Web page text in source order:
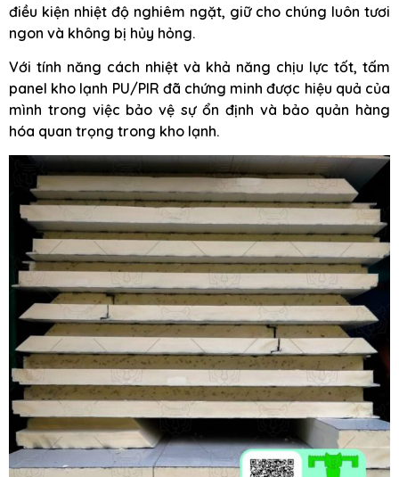
điều kiện nhiệt độ nghiêm ngặt, giữ cho chúng luôn tươi
ngon và không bị hủy hỏng.
Với tính năng cách nhiệt và khả năng chịu lực tốt, tấm
panel kho lạnh PU/PIR đã chứng minh được hiệu quả của
mình trong việc bảo vệ sự ổn định và bảo quản hàng
hóa quan trọng trong kho lạnh.